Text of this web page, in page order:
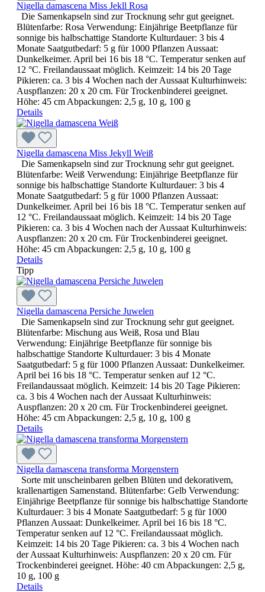
Nigella damascena Miss Jekll Rosa
Die Samenkapseln sind zur Trocknung sehr gut geeignet.
Blütenfarbe: Rosa Verwendung: Einjährige Beetpflanze für
sonnige bis halbschattige Standorte Kulturdauer: 3 bis 4
Monate Saatgutbedarf: 5 g für 1000 Pflanzen Aussaat:
Dunkelkeimer. April bei 16 bis 18 °C. Temperatur senken auf
12 °C. Freilandaussaat möglich. Keimzeit: 14 bis 20 Tage
Pikieren: ca. 3 bis 4 Wochen nach der Aussaat Kulturhinweis:
Auspflanzen: 20 x 20 cm. Für Trockenbinderei geeignet.
Höhe: 45 cm Abpackungen: 2,5 g, 10 g, 100 g
Details
Nigella damascena Miss Jekyll Weiß
Die Samenkapseln sind zur Trocknung sehr gut geeignet.
Blütenfarbe: Weiß Verwendung: Einjährige Beetpflanze für
sonnige bis halbschattige Standorte Kulturdauer: 3 bis 4
Monate Saatgutbedarf: 5 g für 1000 Pflanzen Aussaat:
Dunkelkeimer. April bei 16 bis 18 °C. Temperatur senken auf
12 °C. Freilandaussaat möglich. Keimzeit: 14 bis 20 Tage
Pikieren: ca. 3 bis 4 Wochen nach der Aussaat Kulturhinweis:
Auspflanzen: 20 x 20 cm. Für Trockenbinderei geeignet.
Höhe: 45 cm Abpackungen: 2,5 g, 10 g, 100 g
Details
Tipp
Nigella damascena Persiche Juwelen
Die Samenkapseln sind zur Trocknung sehr gut geeignet.
Blütenfarbe: Mischung aus Weiß, Rosa und Blau
Verwendung: Einjährige Beetpflanze für sonnige bis
halbschattige Standorte Kulturdauer: 3 bis 4 Monate
Saatgutbedarf: 5 g für 1000 Pflanzen Aussaat: Dunkelkeimer.
April bei 16 bis 18 °C. Temperatur senken auf 12 °C.
Freilandaussaat möglich. Keimzeit: 14 bis 20 Tage Pikieren:
ca. 3 bis 4 Wochen nach der Aussaat Kulturhinweis:
Auspflanzen: 20 x 20 cm. Für Trockenbinderei geeignet.
Höhe: 45 cm Abpackungen: 2,5 g, 10 g, 100 g
Details
Nigella damascena transforma Morgenstern
Sorte mit unscheinbaren gelben Blüten und dekorativem,
krallenartigen Samenstand. Blütenfarbe: Gelb Verwendung:
Einjährige Beetpflanze für sonnige bis halbschattige Standorte
Kulturdauer: 3 bis 4 Monate Saatgutbedarf: 5 g für 1000
Pflanzen Aussaat: Dunkelkeimer. April bei 16 bis 18 °C.
Temperatur senken auf 12 °C. Freilandaussaat möglich.
Keimzeit: 14 bis 20 Tage Pikieren: ca. 3 bis 4 Wochen nach
der Aussaat Kulturhinweis: Auspflanzen: 20 x 20 cm. Für
Trockenbinderei geeignet. Höhe: 40 cm Abpackungen: 2,5 g,
10 g, 100 g
Details